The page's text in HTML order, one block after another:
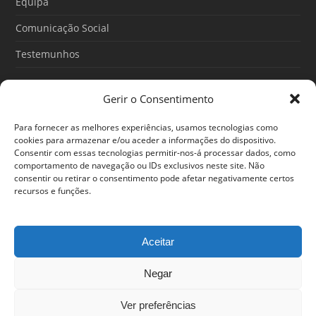
Gerir o Consentimento
Para fornecer as melhores experiências, usamos tecnologias como
cookies para armazenar e/ou aceder a informações do dispositivo.
Consentir com essas tecnologias permitir-nos-á processar dados, como
comportamento de navegação ou IDs exclusivos neste site. Não
consentir ou retirar o consentimento pode afetar negativamente certos
recursos e funções.
Aceitar
Negar
Ver preferências
Comunicação Social
Testemunhos
O Poder do Subconsciente: esse poder é teu
30/06/2026
Ansiedade: cuidar de si antes que o alerta tome conta da
sua vida
© 2024 Em Forma. Todos os direitos reservados
do Consumidor|Política de privacidade